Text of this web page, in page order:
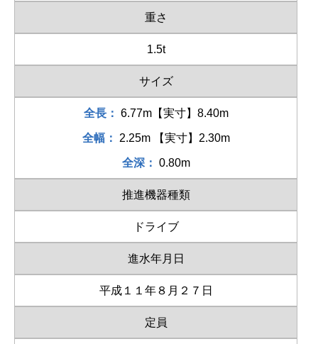
重さ
1.5t
サイズ
全長： 6.77m【実寸】8.40m
全幅： 2.25m 【実寸】2.30m
全深： 0.80m
推進機器種類
ドライブ
進水年月日
平成１１年８月２７日
定員